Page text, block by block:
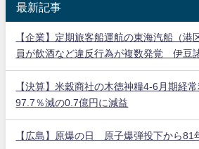
最新記事
【企業】定期旅客船運航の東海汽船（
員が飲酒など違反行為が複数発覚 伊豆
【決算】米穀商社の木徳神糧4-6月期経
97.7％減の0.7億円に減益
【広島】原爆の日 原子爆弾投下から81